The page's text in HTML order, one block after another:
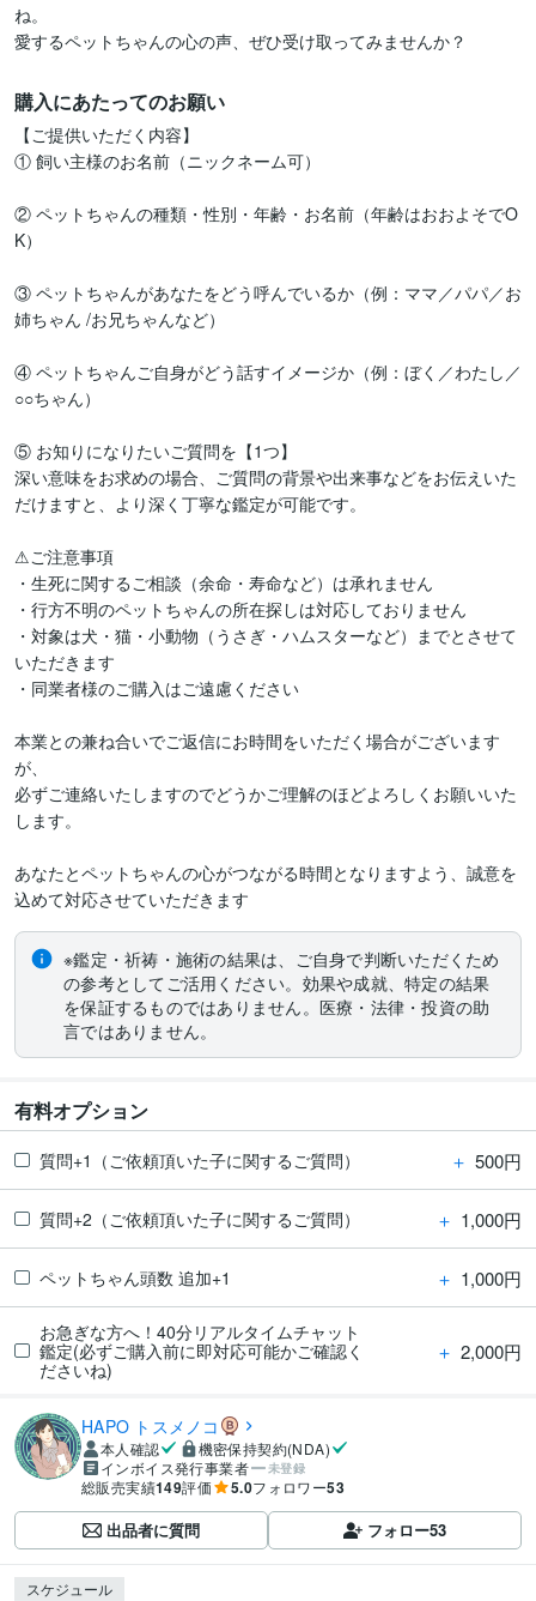
ね。
愛するペットちゃんの心の声、ぜひ受け取ってみませんか？
購入にあたってのお願い
【ご提供いただく内容】
① 飼い主様のお名前（ニックネーム可）
② ペットちゃんの種類・性別・年齢・お名前（年齢はおおよそでO
K）
③ ペットちゃんがあなたをどう呼んでいるか（例：ママ／パパ／お
姉ちゃん /お兄ちゃんなど）
④ ペットちゃんご自身がどう話すイメージか（例：ぼく／わたし／
○○ちゃん）
⑤ お知りになりたいご質問を【1つ】
深い意味をお求めの場合、ご質問の背景や出来事などをお伝えいた
だけますと、より深く丁寧な鑑定が可能です。
⚠ご注意事項
・生死に関するご相談（余命・寿命など）は承れません
・行方不明のペットちゃんの所在探しは対応しておりません
・対象は犬・猫・小動物（うさぎ・ハムスターなど）までとさせて
いただきます
・同業者様のご購入はご遠慮ください
本業との兼ね合いでご返信にお時間をいただく場合がございます
が、
必ずご連絡いたしますのでどうかご理解のほどよろしくお願いいた
します。
あなたとペットちゃんの心がつながる時間となりますよう、誠意を
込めて対応させていただきます
※鑑定・祈祷・施術の結果は、ご自身で判断いただくため
の参考としてご活用ください。効果や成就、特定の結果
を保証するものではありません。医療・法律・投資の助
言ではありません。
有料オプション
質問+1（ご依頼頂いた子に関するご質問） ＋ 500円
質問+2（ご依頼頂いた子に関するご質問） ＋ 1,000円
ペットちゃん頭数 追加+1 ＋ 1,000円
お急ぎな方へ！40分リアルタイムチャット
鑑定(必ずご購入前に即対応可能かご確認く
ださいね)
＋ 2,000円
HAPO トスメノコ
本人確認
機密保持契約(NDA)
インボイス発行事業者
未登録
総販売実績149評価 5.0フォロワー53
出品者に質問 フォロー53
スケジュール